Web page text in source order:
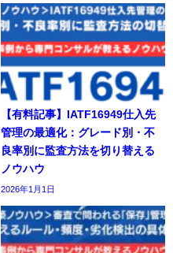
【有料記事】IATF16949仕入先
管理の最適化：グレード別・不
良率別に監査方法を切り替える
ノウハウ
2026年1月1日